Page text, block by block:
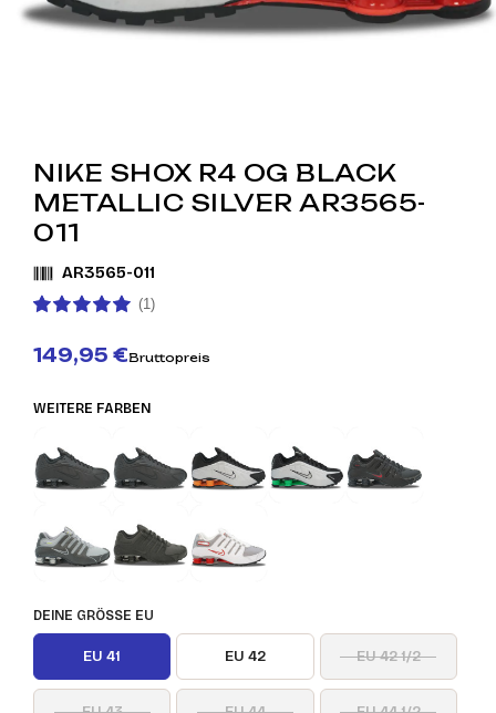
NIKE SHOX R4 OG BLACK
METALLIC SILVER AR3565-
011
AR3565-011
(1)
149,95 €Bruttopreis
WEITERE FARBEN
DEINE GRÖSSE EU
EU 41 EU 42 EU 42 1/2